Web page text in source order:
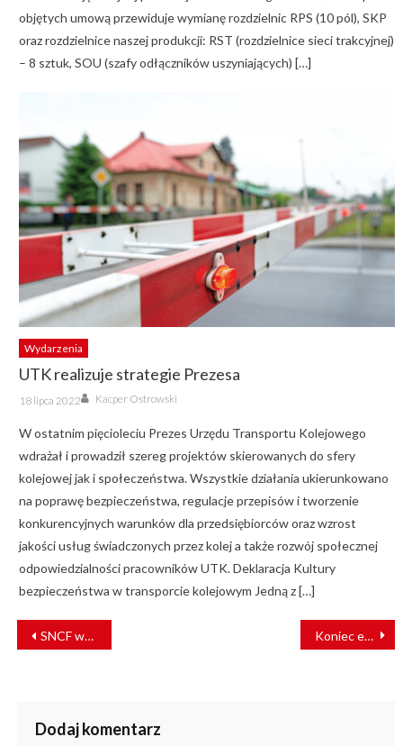
objętych umową przewiduje wymianę rozdzielnic RPS (10 pól), SKP
oraz rozdzielnice naszej produkcji: RST (rozdzielnice sieci trakcyjnej)
– 8 sztuk, SOU (szafy odłączników uszyniających) […]
Wydarzenia
UTK realizuje strategie Prezesa
Posted
on
18 lipca 2022 Author
Kacper Ostrowski
W ostatnim pięcioleciu Prezes Urzędu Transportu Kolejowego
wdrażał i prowadził szereg projektów skierowanych do sfery
kolejowej jak i społeczeństwa. Wszystkie działania ukierunkowano
na poprawę bezpieczeństwa, regulacje przepisów i tworzenie
konkurencyjnych warunków dla przedsiębiorców oraz wzrost
jakości usług świadczonych przez kolej a także rozwój społecznej
odpowiedzialności pracowników UTK. Deklaracja Kultury
bezpieczeństwa w transporcie kolejowym Jedną z […]
NAWIGACJA
WPISU
SNCF wydłuży eksploatację 104 pociągów TGV o nawet 16 lat Koniec eksploatacji pięcioczłonowych ICE T w Niemczech
Dodaj komentarz